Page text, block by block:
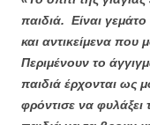
παιδιά. Είναι
και αντικείμενα που
Περιμένουν το
παιδιά έρχονται ως
φρόντισε να φυλάξει